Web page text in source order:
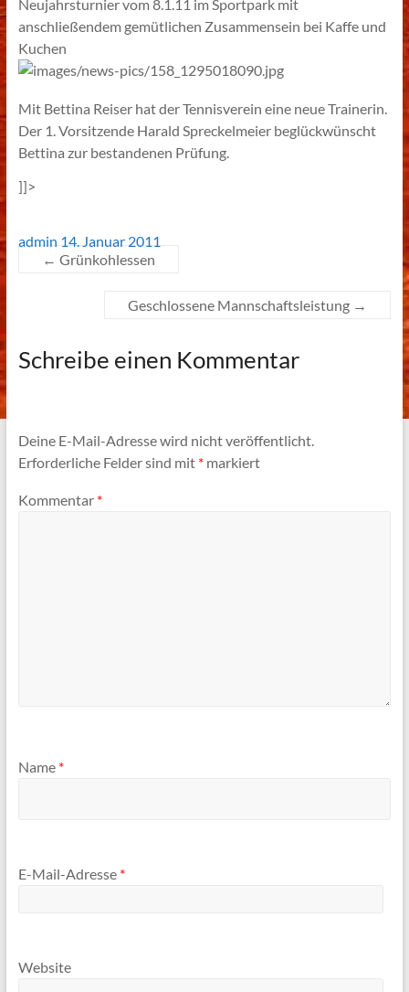
Neujahrsturnier vom 8.1.11 im Sportpark mit
anschließendem gemütlichen Zusammensein bei Kaffe und
Kuchen
Mit Bettina Reiser hat der Tennisverein eine neue Trainerin.
Der 1. Vorsitzende Harald Spreckelmeier beglückwünscht
Bettina zur bestandenen Prüfung.
]]>
admin 14. Januar 2011
← Grünkohlessen
Geschlossene Mannschaftsleistung →
Schreibe einen Kommentar
Deine E-Mail-Adresse wird nicht veröffentlicht.
Erforderliche Felder sind mit *markiert
Kommentar *
Name *
E-Mail-Adresse *
Website